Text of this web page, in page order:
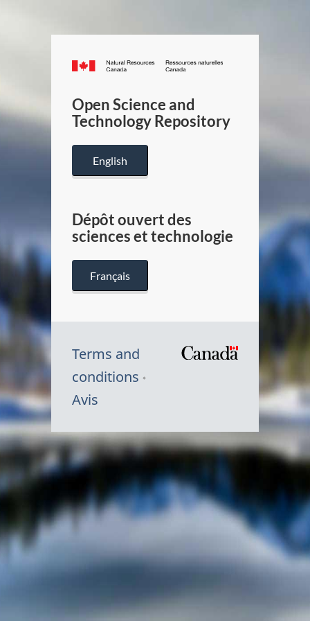
Canada.ca
/
Canada
Open Science and
Technology Repository
English
Dépôt ouvert des
sciences et technologie
Français
Terms and
conditions
Avis
Symbole
du
Canada